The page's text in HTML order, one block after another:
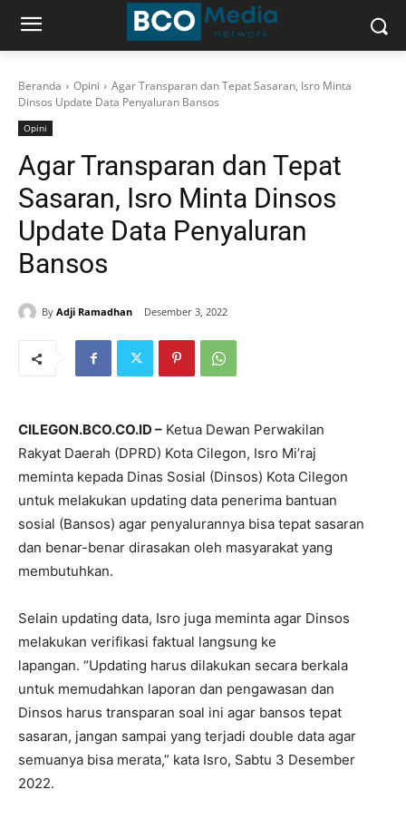
Beranda Opini
Agar Transparan dan Tepat Sasaran, Isro Minta
Dinsos Update Data Penyaluran Bansos
Opini
Agar Transparan dan Tepat
Sasaran, Isro Minta Dinsos
Update Data Penyaluran
Bansos
By Adji Ramadhan Desember 3, 2022
CILEGON.BCO.CO.ID – Ketua Dewan Perwakilan
Rakyat Daerah (DPRD) Kota Cilegon, Isro Mi’raj
meminta kepada Dinas Sosial (Dinsos) Kota Cilegon
untuk melakukan updating data penerima bantuan
sosial (Bansos) agar penyalurannya bisa tepat sasaran
dan benar-benar dirasakan oleh masyarakat yang
membutuhkan.
Selain updating data, Isro juga meminta agar Dinsos
melakukan verifikasi faktual langsung ke
lapangan. “Updating harus dilakukan secara berkala
untuk memudahkan laporan dan pengawasan dan
Dinsos harus transparan soal ini agar bansos tepat
sasaran, jangan sampai yang terjadi double data agar
semuanya bisa merata,” kata Isro, Sabtu 3 Desember
2022.